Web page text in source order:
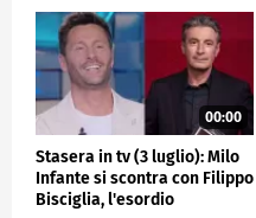
00:00
Stasera in tv (3 luglio): Milo
Infante si scontra con Filippo
Bisciglia, l'esordio